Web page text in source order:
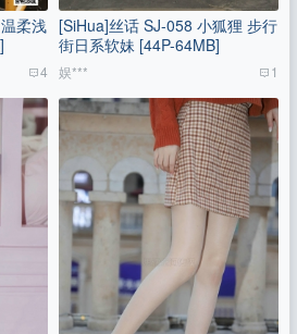
柔浅
4
[SiHua]丝话 SJ-058 小狐狸 步行
街日系软妹 [44P-64MB]
娱*** 1